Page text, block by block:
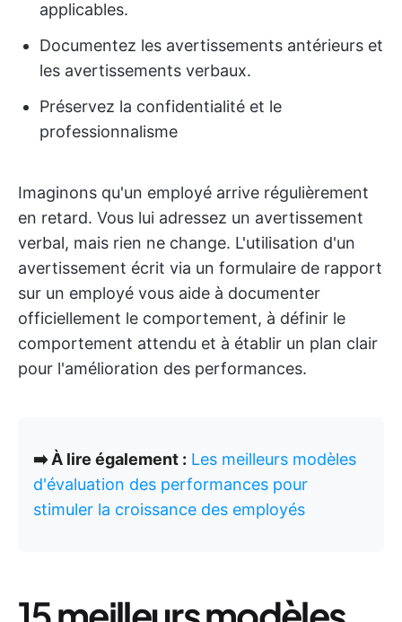
applicables.
Documentez les avertissements antérieurs et
les avertissements verbaux.
Préservez la confidentialité et le
professionnalisme
Imaginons qu'un employé arrive régulièrement
en retard. Vous lui adressez un avertissement
verbal, mais rien ne change. L'utilisation d'un
avertissement écrit via un formulaire de rapport
sur un employé vous aide à documenter
officiellement le comportement, à définir le
comportement attendu et à établir un plan clair
pour l'amélioration des performances.
➡️ À lire également : Les meilleurs modèles
d'évaluation des performances pour
stimuler la croissance des employés